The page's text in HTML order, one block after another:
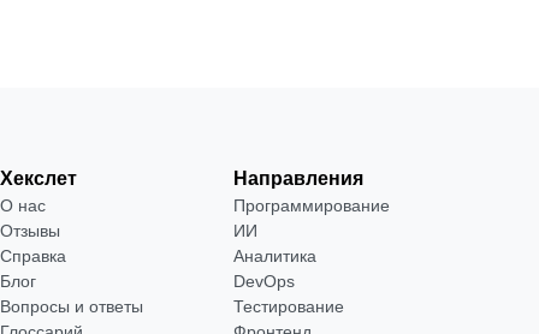
Хекслет
О нас
Отзывы
Справка
Блог
Вопросы и ответы
Направления
Программирование
ИИ
Аналитика
DevOps
Тестирование